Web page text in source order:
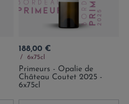
Prix
188,00 €
6x75cl
Primeurs - Opalie de
Château Coutet 2025 -
6x75cl